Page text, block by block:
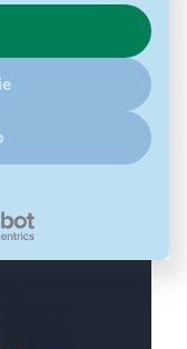
reklám.
s cookies a
čase
zo včerajšej